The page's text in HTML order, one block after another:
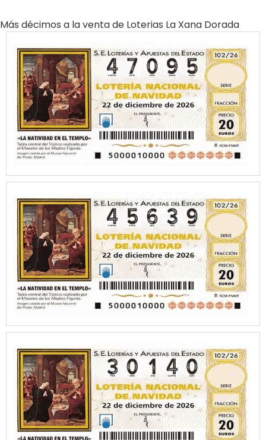
Más décimos a la venta de Loterias La Xana Dorada